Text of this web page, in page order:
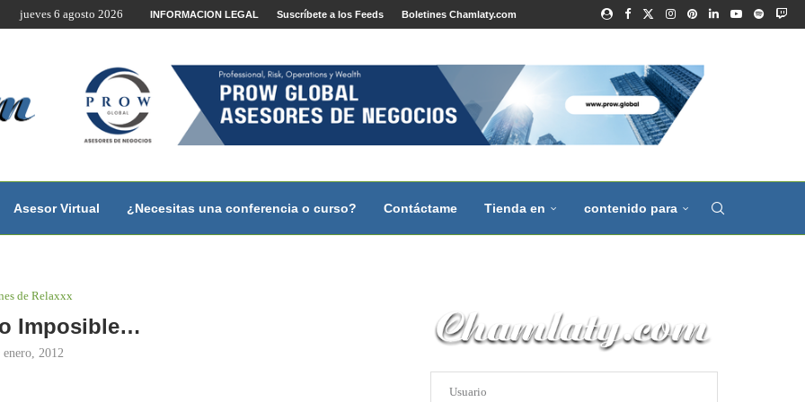
por Internet y Videoconferencia.
jueves 6 agosto 2026 INFORMACION LEGAL Suscríbete a los Feeds Boletines Chamlaty.com
Asesor Virtual ¿Necesitas una conferencia o curso? Contáctame Tienda en contenido para
de Relaxxx
Imposible…
enero, 2012